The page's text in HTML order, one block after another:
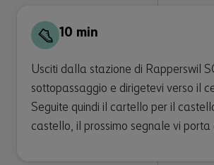
10 min
Usciti dalla stazione di Rapperswil
sottopassaggio e dirigetevi verso il
Seguite quindi il cartello per il
castello, il prossimo segnale vi porta